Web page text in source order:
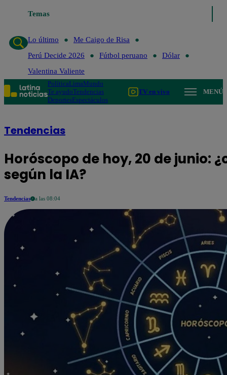
Temas
Lo último
Me Caigo de Risa
Perú Decide 2026
Fútbol peruano
Dólar
Valentina Valiente
PolíticaLimaMundo
Te ayudoTendencias
DeportesEspectáculos
TV en vivo MENÚ
Tendencias
Horóscopo de hoy, 20 de junio:
según la IA?
Tendencias a las 08:04